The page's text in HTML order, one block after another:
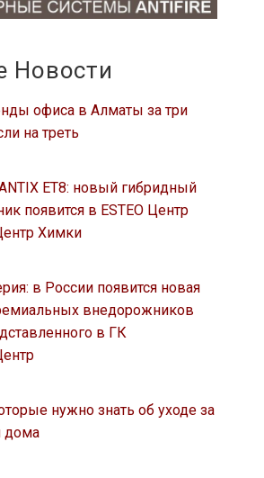
Новости
офиса в Алматы за три
на треть
ET8: новый гибридный
появится в ESTEO Центр
Химки
в России появится новая
внедорожников
в ГК
нужно знать об уходе за
дома